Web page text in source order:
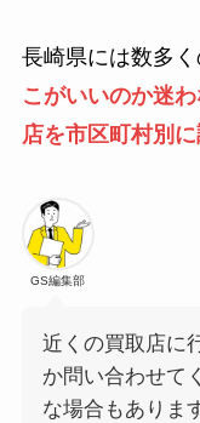
長崎県には数多く
こがいいのか迷
店を市区町村別に
GS編集部
近くの買取店に
か問い合わせて
な場合もありま